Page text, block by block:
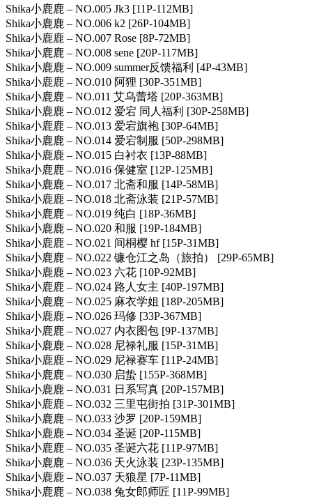
Shika小鹿鹿 – NO.005 Jk3 [11P-112MB]
Shika小鹿鹿 – NO.006 k2 [26P-104MB]
Shika小鹿鹿 – NO.007 Rose [8P-72MB]
Shika小鹿鹿 – NO.008 sene [20P-117MB]
Shika小鹿鹿 – NO.009 summer反馈福利 [4P-43MB]
Shika小鹿鹿 – NO.010 阿狸 [30P-351MB]
Shika小鹿鹿 – NO.011 艾乌蕾塔 [20P-363MB]
Shika小鹿鹿 – NO.012 爱宕 同人福利 [30P-258MB]
Shika小鹿鹿 – NO.013 爱宕旗袍 [30P-64MB]
Shika小鹿鹿 – NO.014 爱宕制服 [50P-298MB]
Shika小鹿鹿 – NO.015 白衬衣 [13P-88MB]
Shika小鹿鹿 – NO.016 保健室 [12P-125MB]
Shika小鹿鹿 – NO.017 北斋和服 [14P-58MB]
Shika小鹿鹿 – NO.018 北斋泳装 [21P-57MB]
Shika小鹿鹿 – NO.019 纯白 [18P-36MB]
Shika小鹿鹿 – NO.020 和服 [19P-184MB]
Shika小鹿鹿 – NO.021 间桐樱 hf [15P-31MB]
Shika小鹿鹿 – NO.022 镰仓江之岛（旅拍） [29P-65MB]
Shika小鹿鹿 – NO.023 六花 [10P-92MB]
Shika小鹿鹿 – NO.024 路人女主 [40P-197MB]
Shika小鹿鹿 – NO.025 麻衣学姐 [18P-205MB]
Shika小鹿鹿 – NO.026 玛修 [33P-367MB]
Shika小鹿鹿 – NO.027 内衣图包 [9P-137MB]
Shika小鹿鹿 – NO.028 尼禄礼服 [15P-31MB]
Shika小鹿鹿 – NO.029 尼禄赛车 [11P-24MB]
Shika小鹿鹿 – NO.030 启蛰 [155P-368MB]
Shika小鹿鹿 – NO.031 日系写真 [20P-157MB]
Shika小鹿鹿 – NO.032 三里屯街拍 [31P-301MB]
Shika小鹿鹿 – NO.033 沙罗 [20P-159MB]
Shika小鹿鹿 – NO.034 圣诞 [20P-115MB]
Shika小鹿鹿 – NO.035 圣诞六花 [11P-97MB]
Shika小鹿鹿 – NO.036 天火泳装 [23P-135MB]
Shika小鹿鹿 – NO.037 天狼星 [7P-11MB]
Shika小鹿鹿 – NO.038 兔女郎师匠 [11P-99MB]